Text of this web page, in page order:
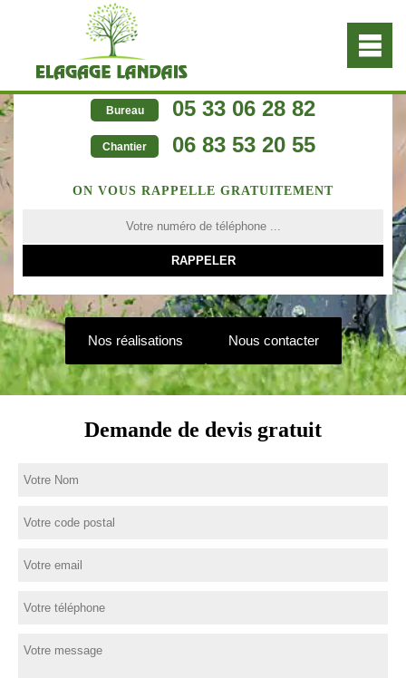
Bureau 05 33 06 28 82
Chantier 06 83 53 20 55
ON VOUS RAPPELLE GRATUITEMENT
Nos réalisations Nous contacter
Demande de devis gratuit